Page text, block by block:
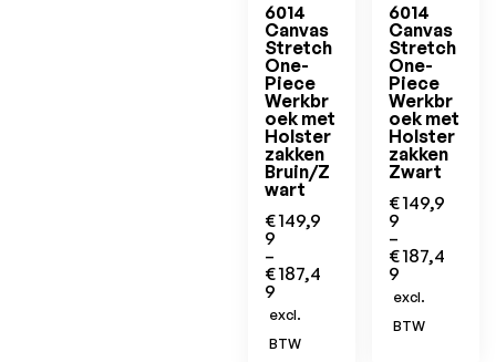
6014
Canvas
Stretch
One-
Piece
Werkbr
oek met
Holster
zakken
Bruin/Z
wart
€149,9
9
–
€187,4
9
excl.
BTW
6014
Canvas
Stretch
One-
Piece
Werkbr
oek met
Holster
zakken
Zwart
€149,9
9
–
€187,4
9
excl.
BTW